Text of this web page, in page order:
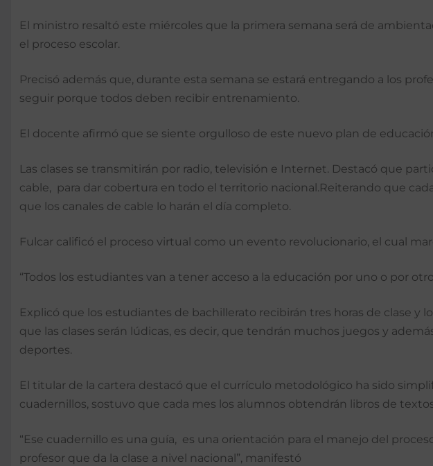
El ministro resaltó este miércoles que la primera semana será de
el proceso escolar.
Precisó además que, durante esta semana se estará entregando a los
seguir porque todos deben recibir entrenamiento.
El docente afirmó que se siente orgulloso de este nuevo plan de
Las clases se transmitirán por radio, televisión e Internet. Destacó que
cable, para dar cobertura en todo el territorio nacional.Reiterando que
que los canales de cable lo harán el día completo.
Fulcar calificó el proceso virtual como un evento revolucionario, el cual
“Todos los estudiantes van a tener acceso a la educación por uno o por
Explicó que los estudiantes de bachillerato recibirán tres horas de clase
que las clases serán lúdicas, es decir, que tendrán muchos juegos y
deportes.
El titular de la cartera destacó que el currículo metodológico ha sido
cuadernillos, sostuvo que cada mes los alumnos obtendrán libros de
“Ese cuadernillo es una guía, es una orientación para el manejo del
profesor que da la clase a nivel nacional”, manifestó